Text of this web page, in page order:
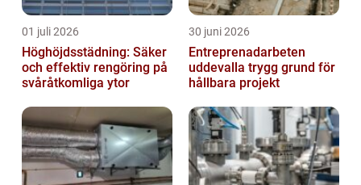
01 juli 2026
Höghöjdsstädning: Säker
och effektiv rengöring på
svåråtkomliga ytor
30 juni 2026
Entreprenadarbeten
uddevalla trygg grund för
hållbara projekt